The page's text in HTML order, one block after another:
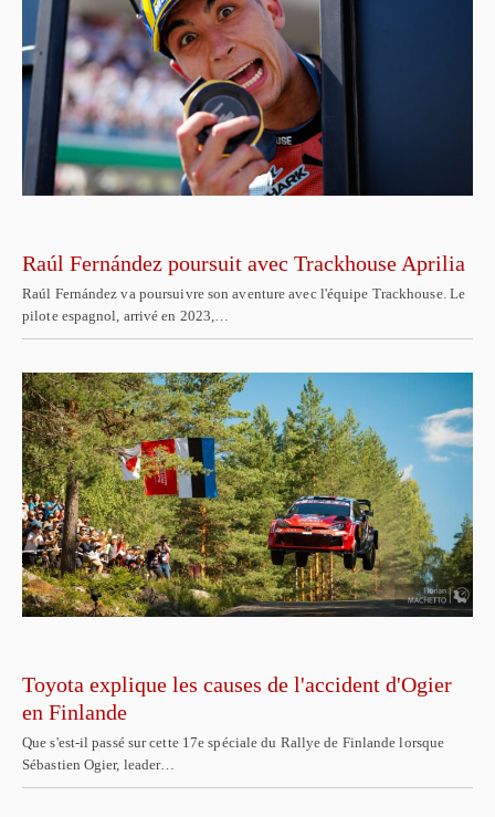
Raúl Fernández poursuit avec Trackhouse Aprilia
Raúl Fernández va poursuivre son aventure avec l'équipe Trackhouse. Le
pilote espagnol, arrivé en 2023,…
Toyota explique les causes de l'accident d'Ogier
en Finlande
Que s'est-il passé sur cette 17e spéciale du Rallye de Finlande lorsque
Sébastien Ogier, leader…